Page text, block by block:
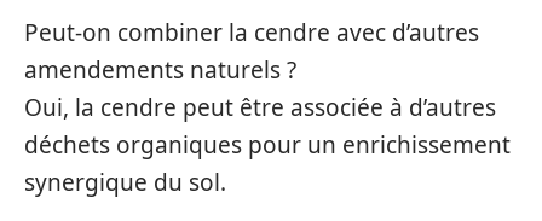
Peut-on combiner la cendre avec d’autres
amendements naturels ?
Oui, la cendre peut être associée à d’autres
déchets organiques pour un enrichissement
synergique du sol.